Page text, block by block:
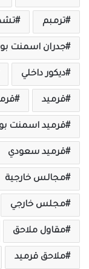
ترمبم
جدران اسمنت
ديكور داخلي
قرميد
قرميد اسمنت
قرميد سعودي
مجالس خارجية
مجلس خارجي
مقاول ملاحق
ملاحق قرميد